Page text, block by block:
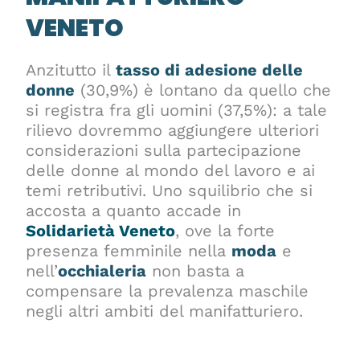
VENETO
Anzitutto iltasso di adesione delle
donne (30,9%) è lontano da quello che
si registra fra gli uomini (37,5%): a tale
rilievo dovremmo aggiungere ulteriori
considerazioni sulla partecipazione
delle donne al mondo del lavoro e ai
temi retributivi. Uno squilibrio che si
accosta a quanto accade in
Solidarietà Veneto, ove la forte
presenza femminile nella moda e
nell’occhialeria non basta a
compensare la prevalenza maschile
negli altri ambiti del manifatturiero.